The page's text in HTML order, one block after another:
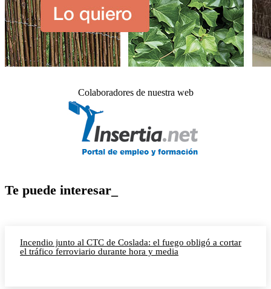
Colaboradores de nuestra web
Te puede interesar_
Incendio junto al CTC de Coslada: el fuego obligó a cortar
el tráfico ferroviario durante hora y media